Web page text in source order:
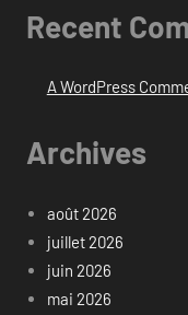
Recent
A WordPress
Archives
août 2026
juillet 2026
juin 2026
mai 2026